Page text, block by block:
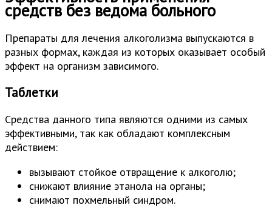
средств без ведома больного
Препараты для лечения алкоголизма выпускаются в
разных формах, каждая из которых оказывает особый
эффект на организм зависимого.
Таблетки
Средства данного типа являются одними из самых
эффективными, так как обладают комплексным
действием:
вызывают стойкое отвращение к алкоголю;
снижают влияние этанола на органы;
снимают похмельный синдром.